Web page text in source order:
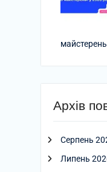
Архів
Серпень
Липень